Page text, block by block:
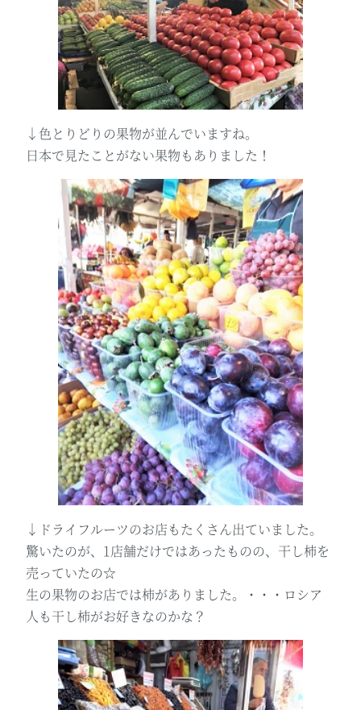
↓色とりどりの果物が並んでいますね。
日本で見たことがない果物もありました！
↓ドライフルーツのお店もたくさん出ていました。
驚いたのが、1店舗だけではあったものの、干し柿を
売っていたの☆
生の果物のお店では柿がありました。・・・ロシア
人も干し柿がお好きなのかな？